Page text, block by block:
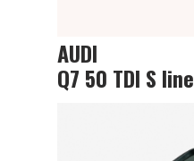
AUDI
Q7 50 TDI S line